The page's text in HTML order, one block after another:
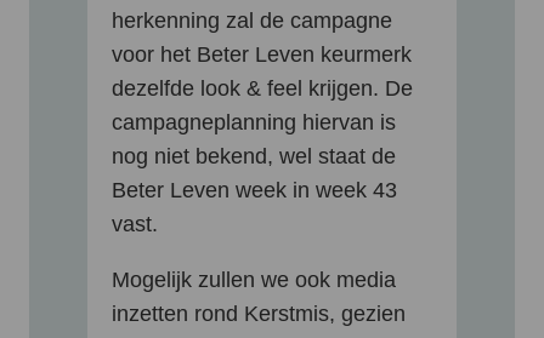
herkenning zal de campagne
voor het Beter Leven keurmerk
dezelfde look & feel krijgen. De
campagneplanning hiervan is
nog niet bekend, wel staat de
Beter Leven week in week 43
vast.
Mogelijk zullen we ook media
inzetten rond Kerstmis, gezien